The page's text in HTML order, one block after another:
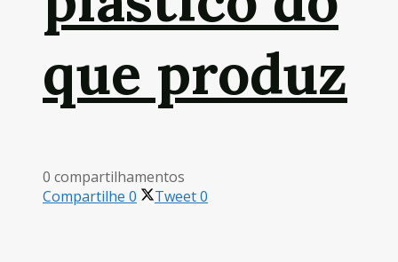
que produz
0 compartilhamentos
Compartilhe 0 Tweet0